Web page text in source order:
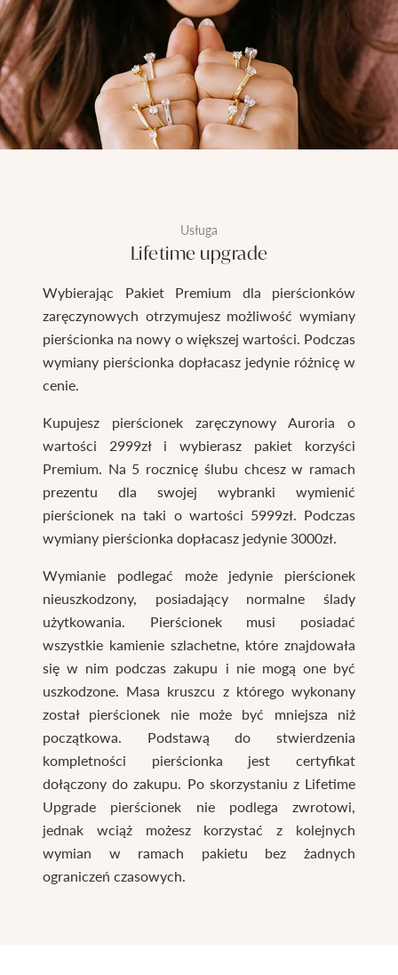
Usługa
Lifetime upgrade
Wybierając Pakiet Premium dla pierścionków
zaręczynowych otrzymujesz możliwość wymiany
pierścionka na nowy o większej wartości. Podczas
wymiany pierścionka dopłacasz jedynie różnicę w
cenie.
Kupujesz pierścionek zaręczynowy Auroria o
wartości 2999zł i wybierasz pakiet korzyści
Premium. Na 5 rocznicę ślubu chcesz w ramach
prezentu dla swojej wybranki wymienić
pierścionek na taki o wartości 5999zł. Podczas
wymiany pierścionka dopłacasz jedynie 3000zł.
Wymianie podlegać może jedynie pierścionek
nieuszkodzony, posiadający normalne ślady
użytkowania. Pierścionek musi posiadać
wszystkie kamienie szlachetne, które znajdowała
się w nim podczas zakupu i nie mogą one być
uszkodzone. Masa kruszcu z którego wykonany
został pierścionek nie może być mniejsza niż
początkowa. Podstawą do stwierdzenia
kompletności pierścionka jest certyfikat
dołączony do zakupu. Po skorzystaniu z Lifetime
Upgrade pierścionek nie podlega zwrotowi,
jednak wciąż możesz korzystać z kolejnych
wymian w ramach pakietu bez żadnych
ograniczeń czasowych.